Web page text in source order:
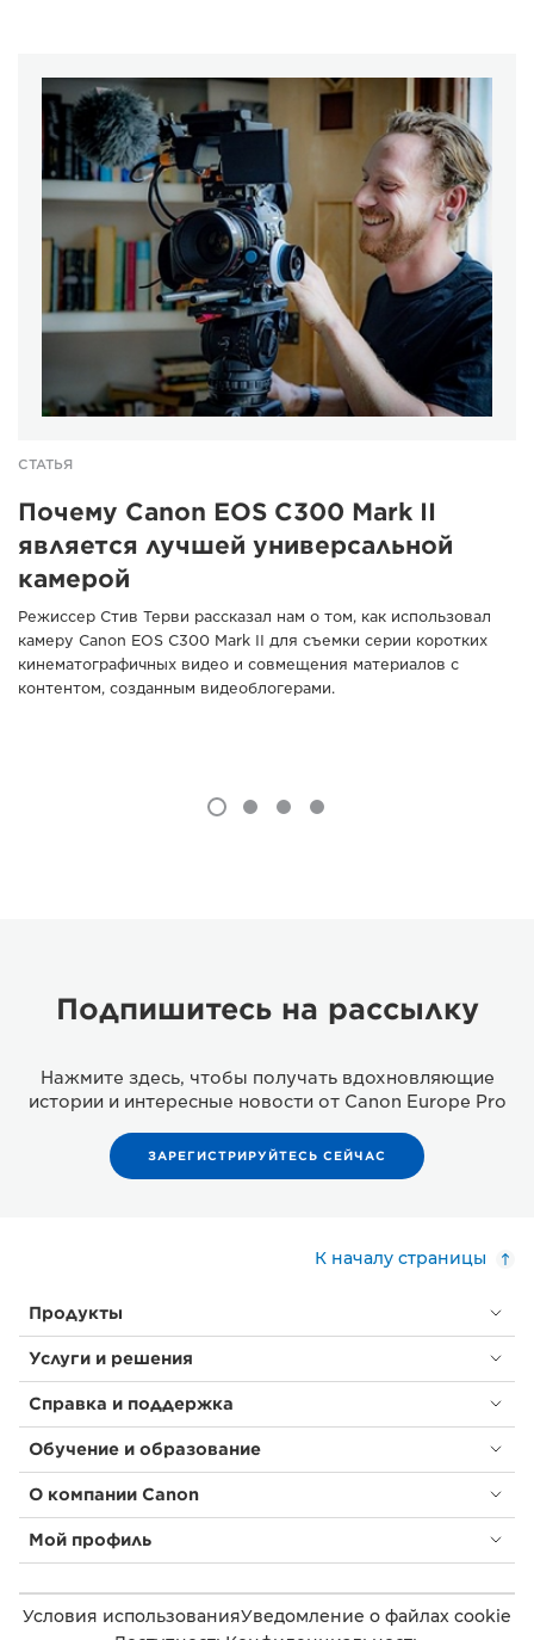
СТАТЬЯ
Почему Canon EOS C300 Mark II
является лучшей универсальной
камерой
Режиссер Стив Терви рассказал нам о том, как использовал
камеру Canon EOS C300 Mark II для съемки серии коротких
кинематографичных видео и совмещения материалов с
контентом, созданным видеоблогерами.
Подпишитесь на рассылку
Нажмите здесь, чтобы получать вдохновляющие
истории и интересные новости от Canon Europe Pro
ЗАРЕГИСТРИРУЙТЕСЬ СЕЙЧАС
К началу страницы
Продукты
Услуги и решения
Справка и поддержка
Обучение и образование
О компании Canon
Мой профиль
Условия использованияУведомление о файлах cookie